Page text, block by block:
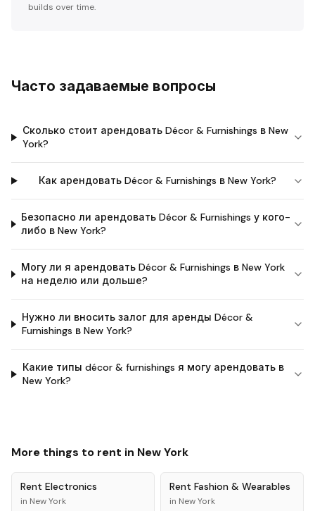
builds over time.
Часто задаваемые вопросы
Сколько стоит арендовать Décor & Furnishings в New
York?
Как арендовать Décor & Furnishings в New York?
Безопасно ли арендовать Décor & Furnishings у кого-
либо в New York?
Могу ли я арендовать Décor & Furnishings в New York
на неделю или дольше?
Нужно ли вносить залог для аренды Décor &
Furnishings в New York?
Какие типы décor & furnishings я могу арендовать в
New York?
More things to rent in New York
Rent Electronics
in New York
Rent Fashion & Wearables
in New York